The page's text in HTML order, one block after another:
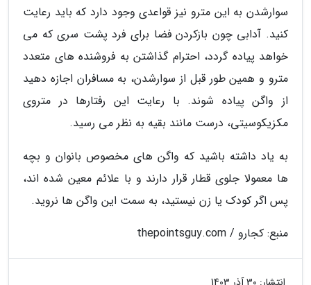
سوارشدن به این مترو نیز قواعدی وجود دارد که باید رعایت
کنید. آدابی چون بازکردن فضا برای فرد پشت سری که می
خواهد پیاده گردد، احترام گذاشتن به فروشنده های متعدد
مترو و همین طور قبل از سوارشدن، به مسافران اجازه دهید
از واگن پیاده شوند. با رعایت این رفتارها در متروی
مکزیکوسیتی، درست مانند بقیه به نظر می رسید.
به یاد داشته باشید که واگن های مخصوص بانوان و بچه
ها معمولا جلوی قطار قرار دارند و با علائم معین شده اند،
پس اگر کودک یا زن نیستید، به سمت این واگن ها نروید.
منبع: کجارو / thepointsguy.com